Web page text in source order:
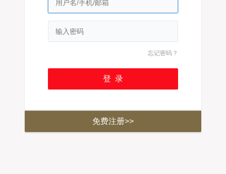
忘记密码？
免费注册>>